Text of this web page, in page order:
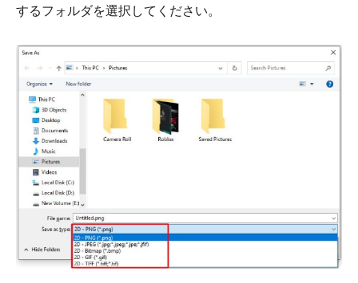
するフォルダを選択してください。